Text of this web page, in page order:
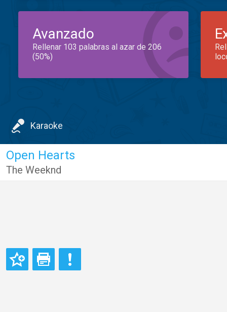
Avanzado
Rellenar 103 palabras al azar de 206
(50%)
Karaoke
Open Hearts
The Weeknd